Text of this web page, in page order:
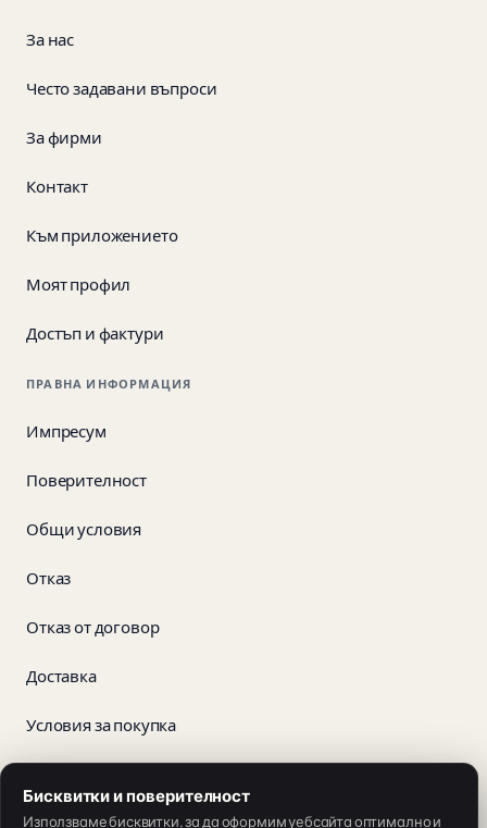
За нас
Често задавани въпроси
За фирми
Контакт
Към приложението
Моят профил
Достъп и фактури
ПРАВНА ИНФОРМАЦИЯ
Импресум
Поверителност
Общи условия
Отказ
Отказ от договор
Доставка
Условия за покупка
App Store Google Play
Бисквитки и поверителност
Използваме бисквитки, за да оформим уебсайта оптимално и